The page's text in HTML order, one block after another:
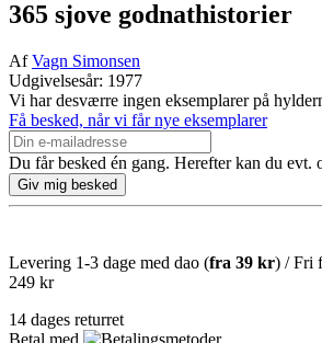
365 sjove godnathistorier
AfVagn Simonsen
Udgivelsesår: 1977
Vi har desværre ingen eksemplarer på
Få besked, når vi får nye eksemplarer
Du får besked én gang. Herefter kan du evt.
Levering 1-3 dage med dao (fra 39 kr) / Fri
249 kr
14 dages returret